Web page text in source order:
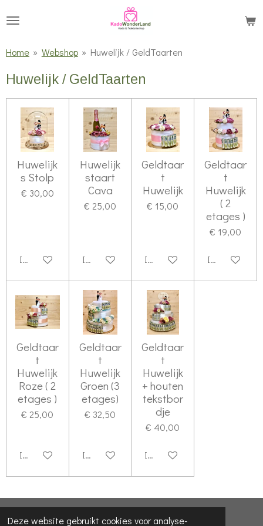
Deze website gebruikt cookies voor analyse-
hoofdinhoud
Home » Webshop » Huwelijk / GeldTaarten
Huwelijk / GeldTaarten
Huwelijk
s Stolp
€ 30,00
In winkelwagen
Huwelijk
staart
Cava
€ 25,00
In winkelwagen
Geldtaar
t
Huwelijk
€ 15,00
In winkelwagen
Geldtaar
t
Huwelijk
( 2
etages )
€ 19,00
In
Geldtaar
t
Huwelijk
Roze ( 2
etages )
€ 25,00
In winkelwagen
Geldtaar
t
Huwelijk
Groen (3
etages)
€ 32,50
In winkelwagen
Geldtaar
t
Huwelijk
+ houten
tekstbor
dje
€ 40,00
In winkelwagen
© 2022 - 2026 KadoWonderLand